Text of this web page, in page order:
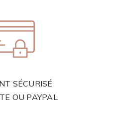
SÉCURISÉ
OU PAYPAL